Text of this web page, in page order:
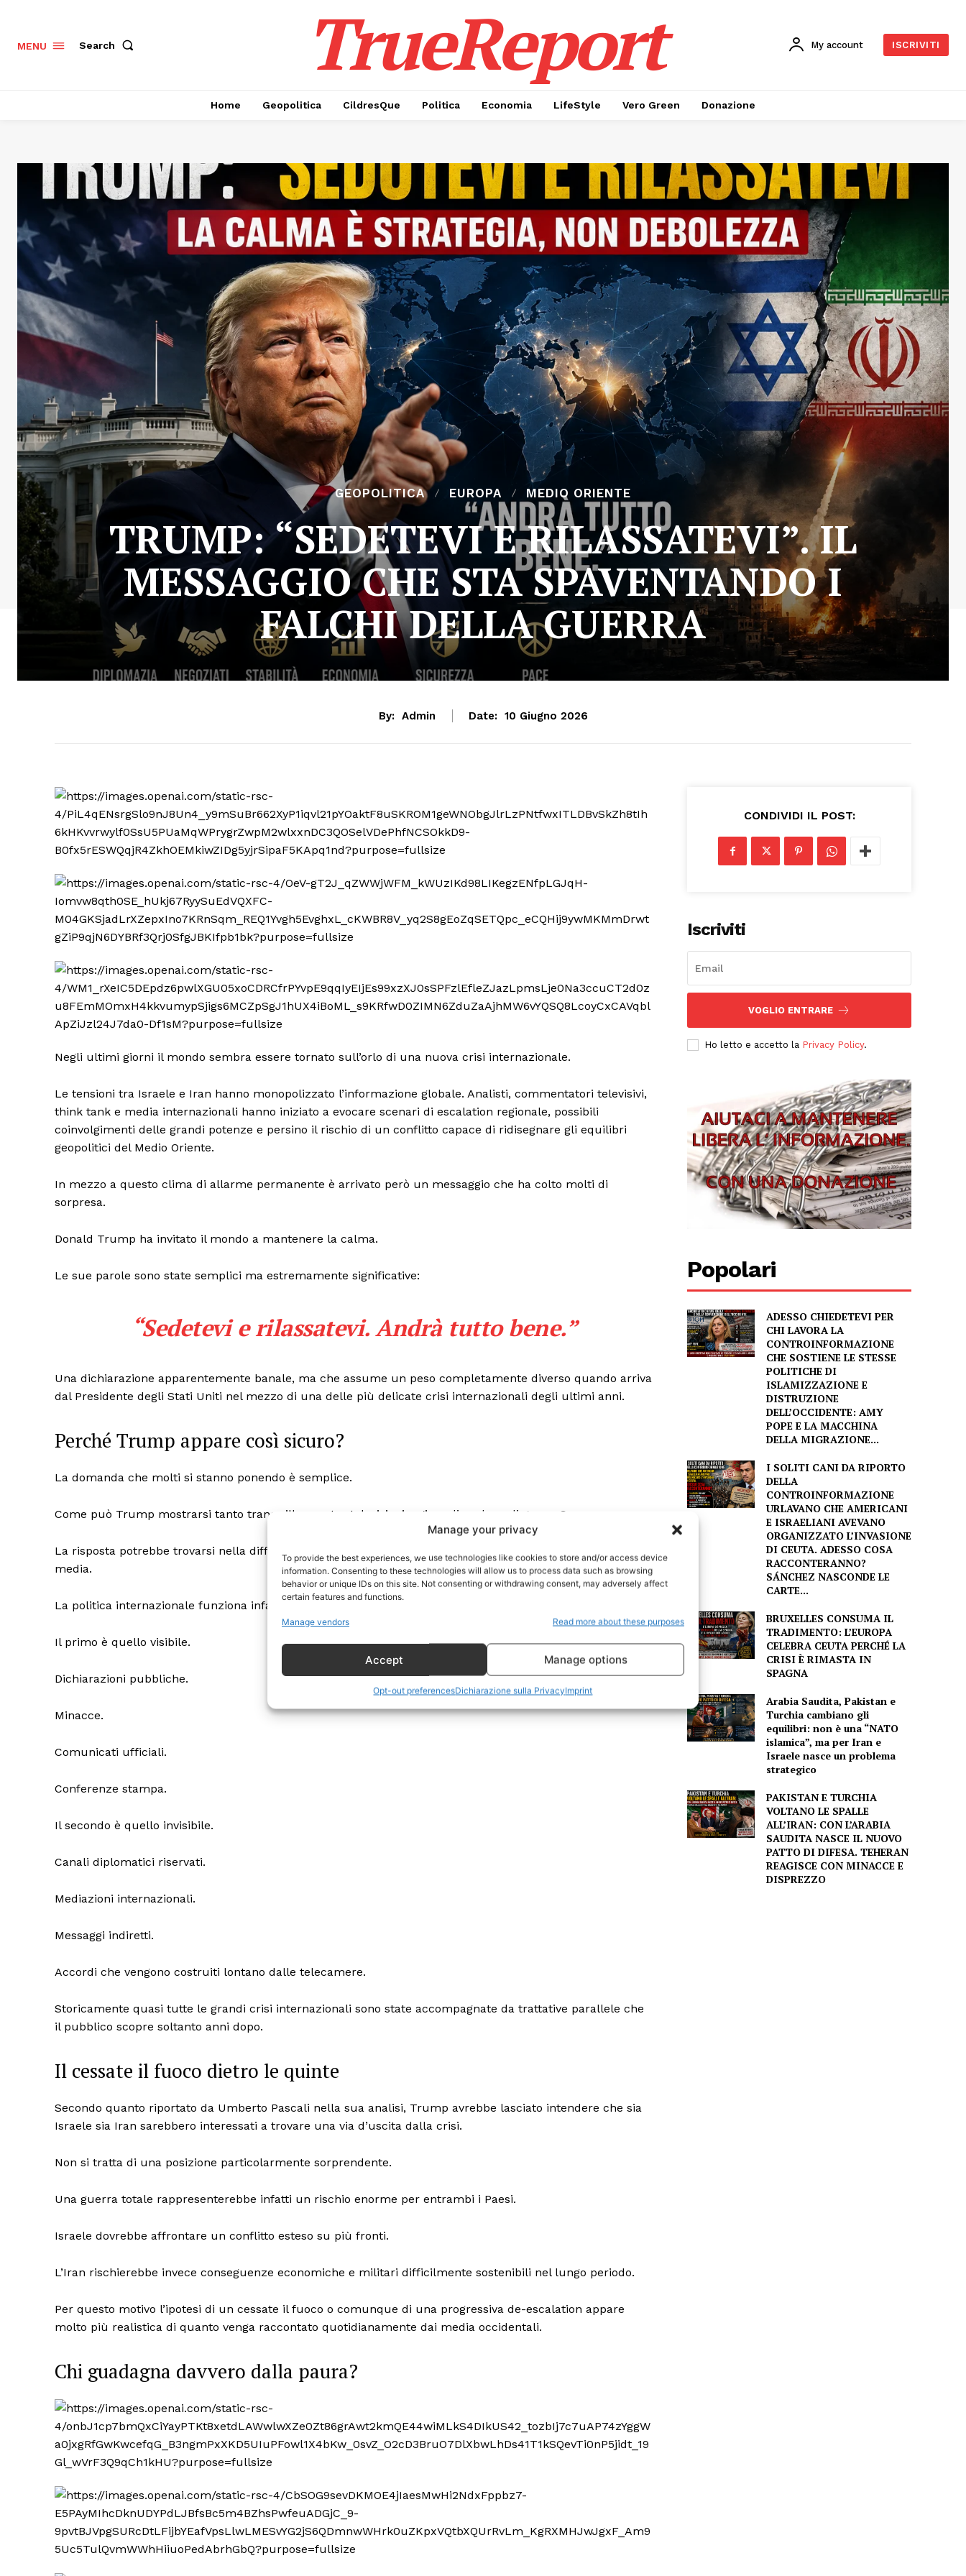
Manage your privacy
To provide the best experiences, we use technologies like cookies to store and/or access device
information. Consenting to these technologies will allow us to process data such as browsing
behavior or unique IDs on this site. Not consenting or withdrawing consent, may adversely affect
certain features and functions.
Manage vendors Read more about these purposes
Accept Manage options
Opt-out preferencesDichiarazione sulla PrivacyImprint
I cittadini sono le
TrueReport
Geopolitica
MENU Search TrueReport My account ISCRIVITI
Home Geopolitica CildresQue Politica Economia LifeStyle Vero Green Donazione
GEOPOLITICA EUROPA MEDIO ORIENTE
TRUMP: “SEDETEVI E RILASSATEVI”. IL
MESSAGGIO CHE STA SPAVENTANDO I
FALCHI DELLA GUERRA
By: Admin Date: 10 Giugno 2026
Negli ultimi giorni il mondo sembra essere tornato sull’orlo di una nuova crisi internazionale.
Le tensioni tra Israele e Iran hanno monopolizzato l’informazione globale. Analisti, commentatori televisivi,
think tank e media internazionali hanno iniziato a evocare scenari di escalation regionale, possibili
coinvolgimenti delle grandi potenze e persino il rischio di un conflitto capace di ridisegnare gli equilibri
geopolitici del Medio Oriente.
In mezzo a questo clima di allarme permanente è arrivato però un messaggio che ha colto molti di
sorpresa.
Donald Trump ha invitato il mondo a mantenere la calma.
Le sue parole sono state semplici ma estremamente significative:
“Sedetevi e rilassatevi. Andrà tutto bene.”
Una dichiarazione apparentemente banale, ma che assume un peso completamente diverso quando arriva
dal Presidente degli Stati Uniti nel mezzo di una delle più delicate crisi internazionali degli ultimi anni.
Perché Trump appare così sicuro?
La domanda che molti si stanno ponendo è semplice.
Come può Trump mostrarsi tanto tranquillo mentre televisioni e giornali parlano di guerra?
La risposta potrebbe trovarsi nella differenza che esiste tra la diplomazia reale e quella raccontata dai
media.
La politica internazionale funziona infatti su due livelli.
Il primo è quello visibile.
Dichiarazioni pubbliche.
Minacce.
Comunicati ufficiali.
Conferenze stampa.
Il secondo è quello invisibile.
Canali diplomatici riservati.
Mediazioni internazionali.
Messaggi indiretti.
Accordi che vengono costruiti lontano dalle telecamere.
Storicamente quasi tutte le grandi crisi internazionali sono state accompagnate da trattative parallele che
il pubblico scopre soltanto anni dopo.
Il cessate il fuoco dietro le quinte
Secondo quanto riportato da Umberto Pascali nella sua analisi, Trump avrebbe lasciato intendere che sia
Israele sia Iran sarebbero interessati a trovare una via d’uscita dalla crisi.
Non si tratta di una posizione particolarmente sorprendente.
Una guerra totale rappresenterebbe infatti un rischio enorme per entrambi i Paesi.
Israele dovrebbe affrontare un conflitto esteso su più fronti.
L’Iran rischierebbe invece conseguenze economiche e militari difficilmente sostenibili nel lungo periodo.
Per questo motivo l’ipotesi di un cessate il fuoco o comunque di una progressiva de-escalation appare
molto più realistica di quanto venga raccontato quotidianamente dai media occidentali.
Chi guadagna davvero dalla paura?
CONDIVIDI IL POST:
Iscriviti
VOGLIO ENTRARE
Ho letto e accetto la Privacy Policy.
Popolari
ADESSO CHIEDETEVI PER
CHI LAVORA LA
CONTROINFORMAZIONE
CHE SOSTIENE LE STESSE
POLITICHE DI
ISLAMIZZAZIONE E
DISTRUZIONE
DELL’OCCIDENTE: AMY
POPE E LA MACCHINA
DELLA MIGRAZIONE...
I SOLITI CANI DA RIPORTO
DELLA
CONTROINFORMAZIONE
URLAVANO CHE AMERICANI
E ISRAELIANI AVEVANO
ORGANIZZATO L’INVASIONE
DI CEUTA. ADESSO COSA
RACCONTERANNO?
SÁNCHEZ NASCONDE LE
CARTE...
BRUXELLES CONSUMA IL
TRADIMENTO: L’EUROPA
CELEBRA CEUTA PERCHÉ LA
CRISI È RIMASTA IN
SPAGNA
Arabia Saudita, Pakistan e
Turchia cambiano gli
equilibri: non è una “NATO
islamica”, ma per Iran e
Israele nasce un problema
strategico
PAKISTAN E TURCHIA
VOLTANO LE SPALLE
ALL’IRAN: CON L’ARABIA
SAUDITA NASCE IL NUOVO
PATTO DI DIFESA. TEHERAN
REAGISCE CON MINACCE E
DISPREZZO